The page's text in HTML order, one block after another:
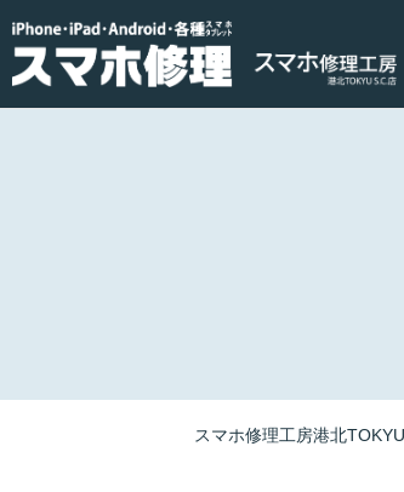
スマホ修理工房港北